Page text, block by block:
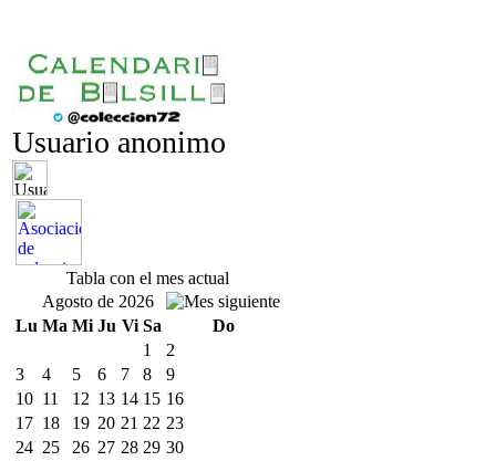
Usuario anonimo
Tabla con el mes actual
Agosto de 2026
Lu Ma Mi Ju Vi Sa
Do
1
2
3
4 5 6 7 8
9
10 11 12 13 14 15 16
17 18 19 20 21 22 23
24 25 26 27 28 29 30